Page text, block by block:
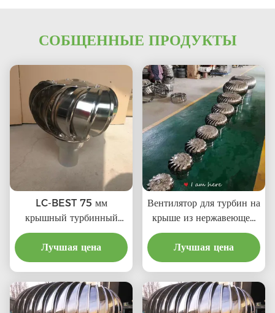
СОБЩЕННЫЕ ПРОДУКТЫ
LC-BEST 75 мм
крышный турбинный
вентилятор вентилятора,
SS201/SS304/SS316L,
высокое качество,
коррозионно-устойчивый,
принимает настройку,
Лучшая цена
Вентилятор для турбин на
крыше из нержавеющей
стали (75 мм-1600 мм)
SS201,SS304,SS316L,
вентилятор для турбин на
Лучшая цена